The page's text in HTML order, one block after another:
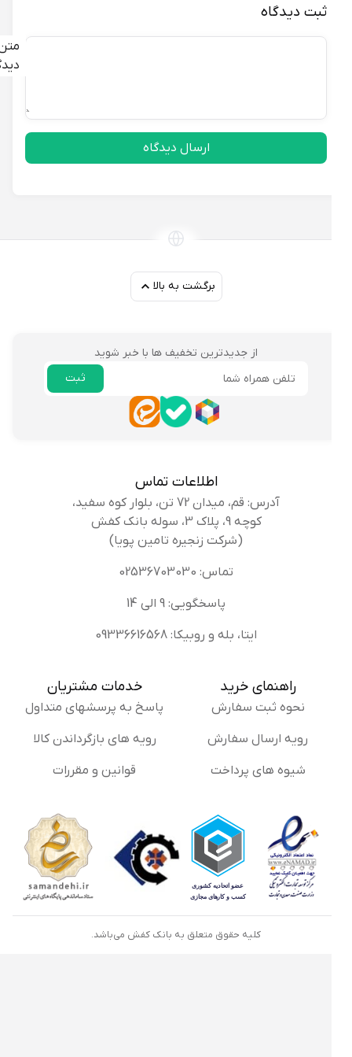
ثبت دیدگاه
متن
دیدگاه
ارسال دیدگاه
برگشت به بالا
از جدیدترین تخفیف ها با خبر شوید
اطلاعات تماس
آدرس: قم، میدان 72 تن، بلوار کوه سفید،
کوچه 9، پلاک 3، سوله بانک کفش
(شرکت زنجیره تامین پویا)
تماس: 02536703030
پاسخگویی: 9 الی 14
ایتا، بله و روبیکا: 09336616568
راهنمای خرید
نحوه ثبت سفارش
رویه ارسال سفارش
شیوه های پرداخت
خدمات مشتریان
پاسخ به پرسشهای متداول
رویه های بازگرداندن کالا
قوانین و مقررات
کلیه حقوق متعلق به بانک کفش می‌باشد.